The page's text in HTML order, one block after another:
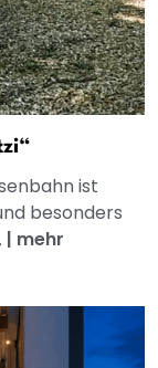
ist
besonders
| mehr